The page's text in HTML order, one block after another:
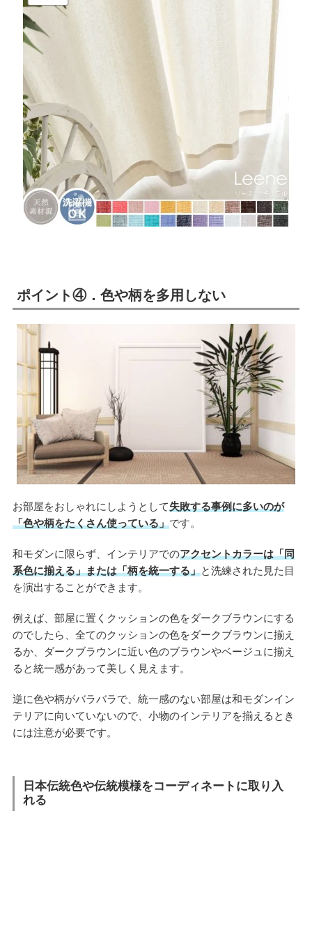
ポイント④．色や柄を多用しない
お部屋をおしゃれにしようとして失敗する事例に多いのが
「色や柄をたくさん使っている」です。
和モダンに限らず、インテリアでのアクセントカラーは「同
系色に揃える」または「柄を統一する」と洗練された見た目
を演出することができます。
例えば、部屋に置くクッションの色をダークブラウンにする
のでしたら、全てのクッションの色をダークブラウンに揃え
るか、ダークブラウンに近い色のブラウンやベージュに揃え
ると統一感があって美しく見えます。
逆に色や柄がバラバラで、統一感のない部屋は和モダンイン
テリアに向いていないので、小物のインテリアを揃えるとき
には注意が必要です。
日本伝統色や伝統模様をコーディネートに取り入
れる